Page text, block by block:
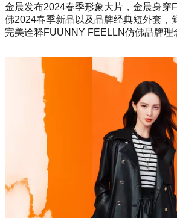
金晨发布2024春季形象大片，金晨身穿
佛2024春季新品以及品牌经典短外套，
完美诠释FUUNNY FEELLN仿佛品牌理